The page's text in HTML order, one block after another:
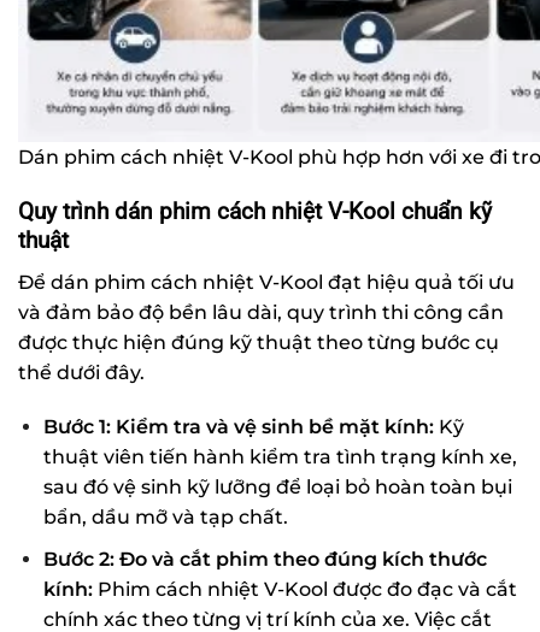
Dán phim cách nhiệt V-Kool phù hợp hơn với xe đi
Quy trình dán phim cách nhiệt V-Kool chuẩn kỹ
thuật
Để dán phim cách nhiệt V-Kool đạt hiệu quả tối ưu
và đảm bảo độ bền lâu dài, quy trình thi công cần
được thực hiện đúng kỹ thuật theo từng bước cụ
thể dưới đây.
Bước 1: Kiểm tra và vệ sinh bề mặt kính: Kỹ
thuật viên tiến hành kiểm tra tình trạng kính xe,
sau đó vệ sinh kỹ lưỡng để loại bỏ hoàn toàn bụi
bẩn, dầu mỡ và tạp chất.
Bước 2: Đo và cắt phim theo đúng kích thước
kính: Phim cách nhiệt V-Kool được đo đạc và cắt
chính xác theo từng vị trí kính của xe. Việc cắt